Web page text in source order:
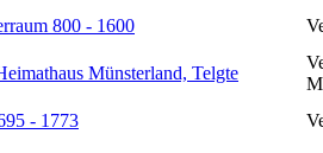
800 - 1600
Münsterland, Telgte
- 1773